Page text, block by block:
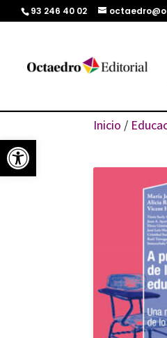
Abrir barra de herramientas
93 246 40 02
Inicio /